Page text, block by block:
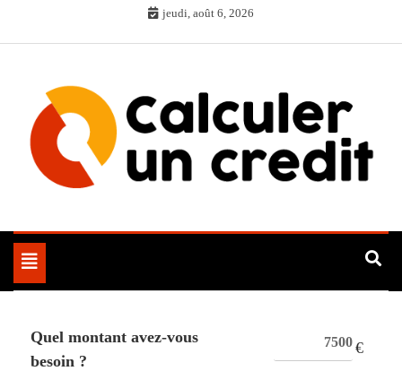
jeudi, août 6, 2026
Toggle
navigation
Quel montant avez-vous
besoin ?
€